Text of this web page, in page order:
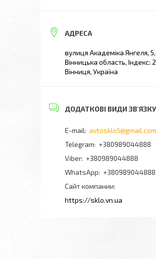
вулиця Академіка Янгеля, 5,
Вінницька область, Індекс:
Вінниця, Україна
avtosklo5@gmail.com
+380989044888
+380989044888
+380989044888
Сайт компании
https://sklo.vn.ua